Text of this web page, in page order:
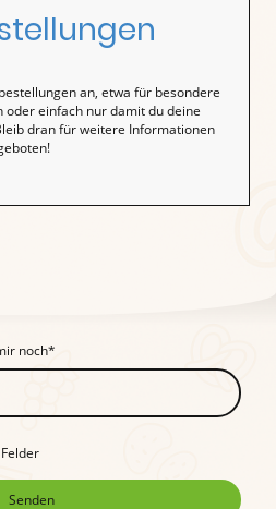
an, etwa für besondere
oder einfach nur damit du deine
dran für weitere Informationen
noch*
Senden